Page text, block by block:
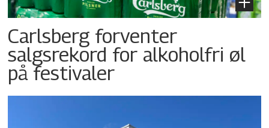
Carlsberg forventer
salgsrekord for alkoholfri øl
på festivaler